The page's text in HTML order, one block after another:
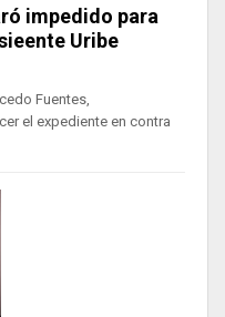
impedido para
Uribe
Fuentes,
el expediente en contra